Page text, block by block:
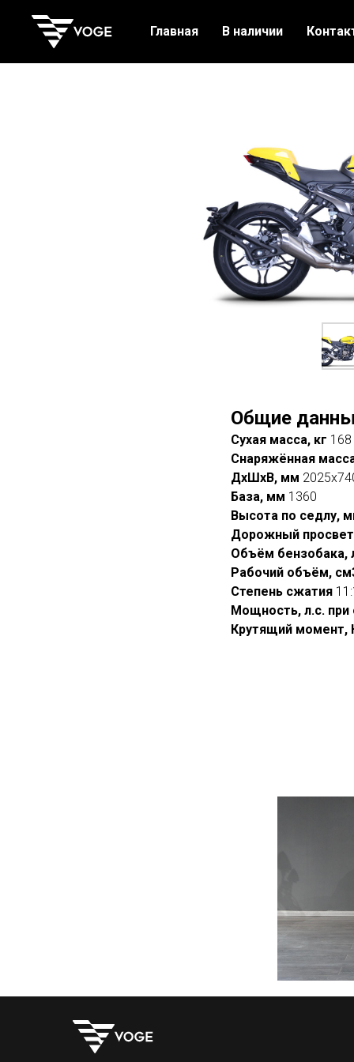
Главная В наличии
Общие
Сухая масса, кг 168
Снаряжённая
ДхШхВ, мм
База, мм 1360
Высота по седлу,
Дорожный
Объём бензобака,
Рабочий объём,
Степень сжатия
Мощность, л.с. при
Крутящий момент,